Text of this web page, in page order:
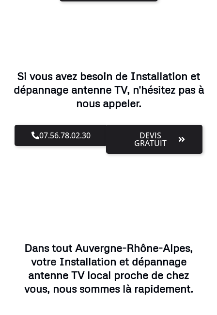
Si vous avez besoin de Installation et
dépannage antenne TV, n'hésitez pas à
nous appeler.
07.56.78.02.30 DEVIS
GRATUIT
Dans tout Auvergne-Rhône-Alpes,
votre Installation et dépannage
antenne TV local proche de chez
vous, nous sommes là rapidement.